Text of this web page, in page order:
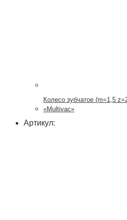
Колесо зубчатое (m=1,5
«Multivac»
Артикул: